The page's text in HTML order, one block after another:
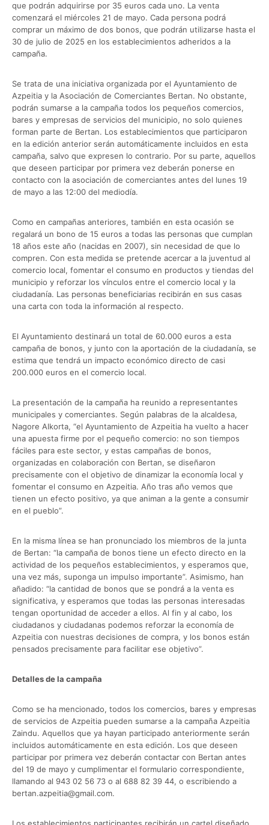
que podrán adquirirse por 35 euros cada uno. La venta
comenzará el miércoles 21 de mayo. Cada persona podrá
comprar un máximo de dos bonos, que podrán utilizarse hasta el
30 de julio de 2025 en los establecimientos adheridos a la
campaña.
Se trata de una iniciativa organizada por el Ayuntamiento de
Azpeitia y la Asociación de Comerciantes Bertan. No obstante,
podrán sumarse a la campaña todos los pequeños comercios,
bares y empresas de servicios del municipio, no solo quienes
forman parte de Bertan. Los establecimientos que participaron
en la edición anterior serán automáticamente incluidos en esta
campaña, salvo que expresen lo contrario. Por su parte, aquellos
que deseen participar por primera vez deberán ponerse en
contacto con la asociación de comerciantes antes del lunes 19
de mayo a las 12:00 del mediodía.
Como en campañas anteriores, también en esta ocasión se
regalará un bono de 15 euros a todas las personas que cumplan
18 años este año (nacidas en 2007), sin necesidad de que lo
compren. Con esta medida se pretende acercar a la juventud al
comercio local, fomentar el consumo en productos y tiendas del
municipio y reforzar los vínculos entre el comercio local y la
ciudadanía. Las personas beneficiarias recibirán en sus casas
una carta con toda la información al respecto.
El Ayuntamiento destinará un total de 60.000 euros a esta
campaña de bonos, y junto con la aportación de la ciudadanía, se
estima que tendrá un impacto económico directo de casi
200.000 euros en el comercio local.
La presentación de la campaña ha reunido a representantes
municipales y comerciantes. Según palabras de la alcaldesa,
Nagore Alkorta, “el Ayuntamiento de Azpeitia ha vuelto a hacer
una apuesta firme por el pequeño comercio: no son tiempos
fáciles para este sector, y estas campañas de bonos,
organizadas en colaboración con Bertan, se diseñaron
precisamente con el objetivo de dinamizar la economía local y
fomentar el consumo en Azpeitia. Año tras año vemos que
tienen un efecto positivo, ya que animan a la gente a consumir
en el pueblo”.
En la misma línea se han pronunciado los miembros de la junta
de Bertan: “la campaña de bonos tiene un efecto directo en la
actividad de los pequeños establecimientos, y esperamos que,
una vez más, suponga un impulso importante”. Asimismo, han
añadido: “la cantidad de bonos que se pondrá a la venta es
significativa, y esperamos que todas las personas interesadas
tengan oportunidad de acceder a ellos. Al fin y al cabo, los
ciudadanos y ciudadanas podemos reforzar la economía de
Azpeitia con nuestras decisiones de compra, y los bonos están
pensados precisamente para facilitar ese objetivo”.
Detalles de la campaña
Como se ha mencionado, todos los comercios, bares y empresas
de servicios de Azpeitia pueden sumarse a la campaña Azpeitia
Zaindu. Aquellos que ya hayan participado anteriormente serán
incluidos automáticamente en esta edición. Los que deseen
participar por primera vez deberán contactar con Bertan antes
del 19 de mayo y cumplimentar el formulario correspondiente,
llamando al 943 02 56 73 o al 688 82 39 44, o escribiendo a
bertan.azpeitia@gmail.com.